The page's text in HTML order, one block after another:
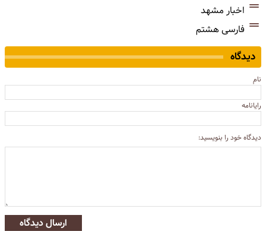
اخبار مشهد
فارسی هشتم
دیدگاه
نام
رایانامه
دیدگاه خود را بنویسید:
ارسال دیدگاه